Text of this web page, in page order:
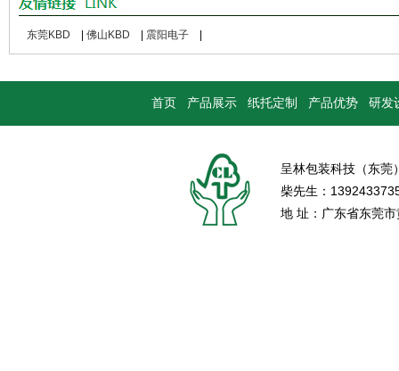
东莞KBD 佛山KBD 震阳电子
首页 产品展示 纸托定制 产品优势 研发
呈林包装科技（东
柴先生：
地 址：广东省东莞